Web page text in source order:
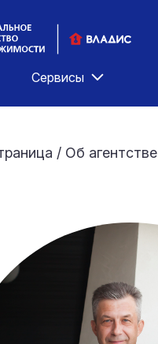
Сервисы
/ Об агентстве